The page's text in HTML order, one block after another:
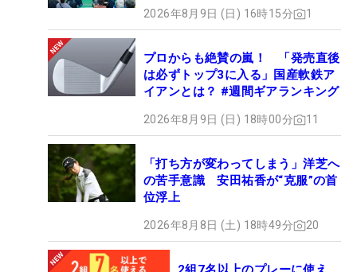
2026年8月9日 (日) 16時15分 1
プロからも絶賛の嵐！ 「発売直後
は必ずトップ3に入る」国産軟鉄ア
イアンとは？ #週間ギアランキング
2026年8月9日 (日) 18時00分 11
「打ち方が変わってしまう」洋芝へ
の苦手意識 安田祐香が“克服”の首
位浮上
2026年8月8日 (土) 18時49分 20